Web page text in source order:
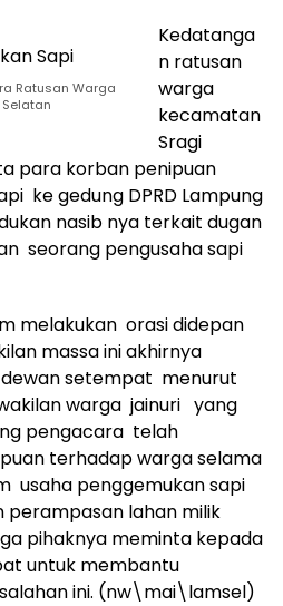
Ratusan Warga
Kedatanga
n ratusan
warga
kecamatan
Sragi
para korban penipuan
ke gedung DPRD Lampung
nasib nya terkait dugan
seorang pengusaha sapi
melakukan orasi didepan
massa ini akhirnya
setempat menurut
warga jainuri yang
pengacara telah
terhadap warga selama
usaha penggemukan sapi
lahan milik
pihaknya meminta kepada
untuk membantu
ini. (nw\mai\lamsel)